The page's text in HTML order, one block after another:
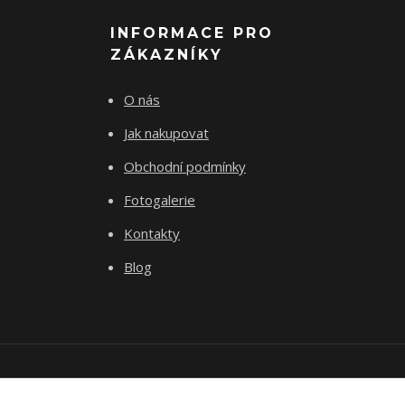
INFORMACE PRO
ZÁKAZNÍKY
O nás
Jak nakupovat
Obchodní podmínky
Fotogalerie
Kontakty
Blog